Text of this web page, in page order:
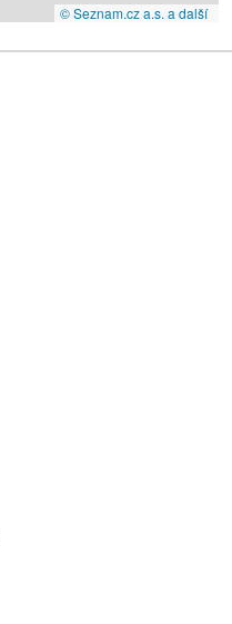
© Seznam.cz a.s. a další